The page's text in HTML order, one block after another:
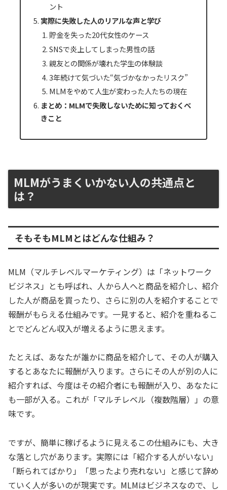
ント
実際に失敗した人のリアルな声と学び
貯金を失った20代女性のケース
SNSで炎上してしまった男性の話
親友との関係が壊れた学生の体験談
3年続けて気づいた“気づかなかったリスク”
MLMをやめて人生が変わった人たちの現在
まとめ：MLMで失敗しないために知っておくべ
きこと
MLMがうまくいかない人の共通点と
は？
そもそもMLMとはどんな仕組み？
MLM（マルチレベルマーケティング）は「ネットワーク
ビジネス」とも呼ばれ、人から人へと商品を紹介し、紹介
した人が商品を買ったり、さらに別の人を紹介することで
報酬がもらえる仕組みです。一見すると、紹介を重ねるこ
とでどんどん収入が増えるように思えます。
たとえば、あなたが誰かに商品を紹介して、その人が購入
するとあなたに報酬が入ります。さらにその人が別の人に
紹介すれば、今度はその紹介者にも報酬が入り、あなたに
も一部が入る。これが「マルチレベル（複数階層）」の意
味です。
ですが、簡単に稼げるように見えるこの仕組みにも、大き
な落とし穴があります。実際には「紹介する人がいない」
「断られてばかり」「思ったより売れない」と感じて辞め
ていく人が多いのが現実です。MLMはビジネスなので、し